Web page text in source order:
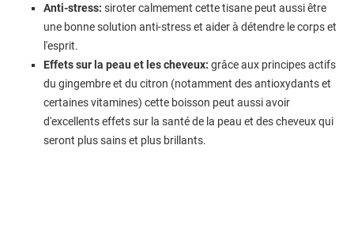
Anti-stress: siroter calmement cette tisane peut aussi être
une bonne solution anti-stress et aider à détendre le corps et
l'esprit.
Effets sur la peau et les cheveux: grâce aux principes actifs
du gingembre et du citron (notamment des antioxydants et
certaines vitamines) cette boisson peut aussi avoir
d'excellents effets sur la santé de la peau et des cheveux qui
seront plus sains et plus brillants.